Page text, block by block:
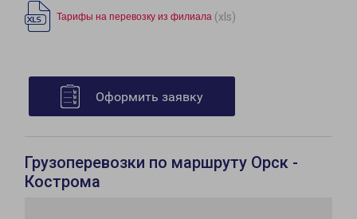
Тарифы на перевозку из филиала (xls)
Оформить заявку
Грузоперевозки по маршруту Орск -
Кострома